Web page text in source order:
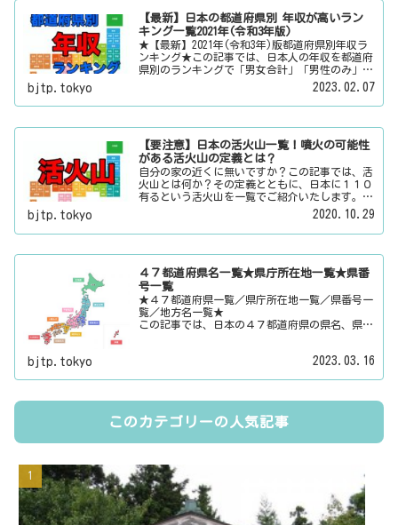
しています。
【最新】日本の都道府県別 年収が高いラン
キング一覧2021年(令和3年版)
★【最新】2021年(令和3年)版都道府県別年収ラ
ンキング★この記事では、日本人の年収を都道府
県別のランキングで「男女合計」「男性のみ」
「女性のみ」の３パターンでご紹介いたします。
また、月給と賞与（ボーナス）、平均年齢と平均
の勤続年数についても表示しています。
bjtp.tokyo 2023.02.07
【要注意】日本の活火山一覧！噴火の可能性
がある活火山の定義とは？
自分の家の近くに無いですか？この記事では、活
火山とは何か？その定義とともに、日本に１１０
有るという活火山を一覧でご紹介いたします。そ
の他にも、大日本観光新聞では、方言・お土産・
名物・観光スポット・デートスポット・パワース
ポット・心霊スポットなどの各都道府県の観光情
bjtp.tokyo 2020.10.29
４７都道府県名一覧★県庁所在地一覧★県番
号一覧
★４７都道府県一覧／県庁所在地一覧／県番号一
覧／地方名一覧★
この記事では、日本の４７都道府県の県名、県庁
のリンク先にはその地域に関する記事をご用意し
bjtp.tokyo 2023.03.16
このカテゴリーの人気記事